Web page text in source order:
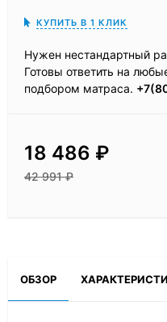
КУПИТЬ В 1 КЛИК
Нужен нестандартный
Готовы ответить на
подбором матраса.
18 486 ₽
42 991₽
ОБЗОР